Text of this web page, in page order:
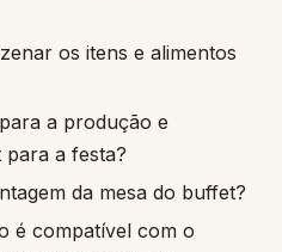
os itens e alimentos
a produção e
a festa?
da mesa do buffet?
é compatível com o